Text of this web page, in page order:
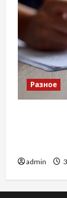
Разное
admin